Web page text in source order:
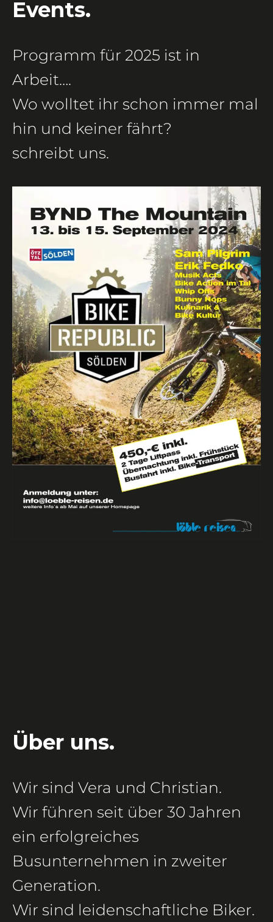
Events.
Programm für 2025 ist in
Arbeit….
Wo wolltet ihr schon immer mal
hin und keiner fährt?
schreibt uns.
Über uns.
Wir sind Vera und Christian.
Wir führen seit über 30 Jahren
ein erfolgreiches
Busunternehmen in zweiter
Generation.
Wir sind leidenschaftliche Biker.